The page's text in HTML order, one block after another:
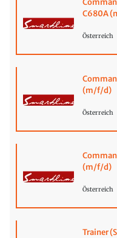
C680A
Österreich
(m/f/d)
Österreich
(m/f/d)
Österreich
Trainer